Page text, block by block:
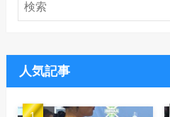
人気記事